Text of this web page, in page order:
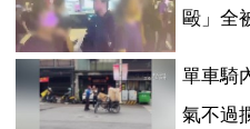
毆」全
單車騎
氣不過